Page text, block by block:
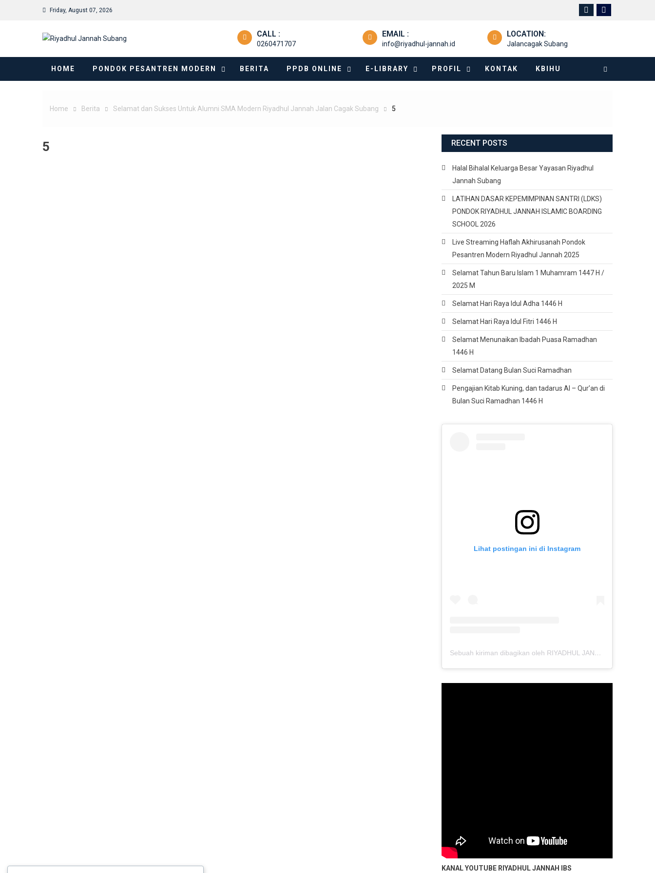
Friday, August 07, 2026
CALL :
0260471707
EMAIL :
info@riyadhul-jannah.id
LOCATION:
Jalancagak Subang
HOME PONDOK PESANTREN MODERN BERITA PPDB ONLINE E-LIBRARY PROFIL KONTAK KBIHU
Home Berita Selamat dan Sukses Untuk Alumni SMA Modern Riyadhul Jannah Jalan Cagak Subang 5
5 RECENT POSTS
Halal Bihalal Keluarga Besar Yayasan Riyadhul
Jannah Subang
LATIHAN DASAR KEPEMIMPINAN SANTRI (LDKS)
PONDOK RIYADHUL JANNAH ISLAMIC BOARDING
SCHOOL 2026
Live Streaming Haflah Akhirusanah Pondok
Pesantren Modern Riyadhul Jannah 2025
Selamat Tahun Baru Islam 1 Muhamram 1447 H /
2025 M
Selamat Hari Raya Idul Adha 1446 H
Selamat Hari Raya Idul Fitri 1446 H
Selamat Menunaikan Ibadah Puasa Ramadhan
1446 H
Selamat Datang Bulan Suci Ramadhan
Pengajian Kitab Kuning, dan tadarus Al – Qur’an di
Bulan Suci Ramadhan 1446 H
Lihat postingan ini di Instagram
Sebuah kiriman dibagikan oleh RIYADHUL JANNAH IBS (@riyadhuljannahibs)
KANAL YOUTUBE RIYADHUL JANNAH IBS